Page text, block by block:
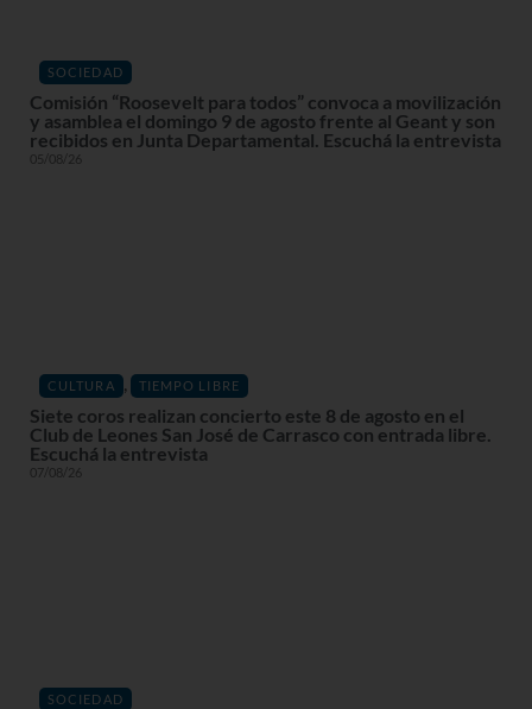
SOCIEDAD
Comisión “Roosevelt para todos” convoca a movilización
y asamblea el domingo 9 de agosto frente al Geant y son
recibidos en Junta Departamental. Escuchá la entrevista
05/08/26
CULTURA , TIEMPO LIBRE
Siete coros realizan concierto este 8 de agosto en el
Club de Leones San José de Carrasco con entrada libre.
Escuchá la entrevista
07/08/26
SOCIEDAD